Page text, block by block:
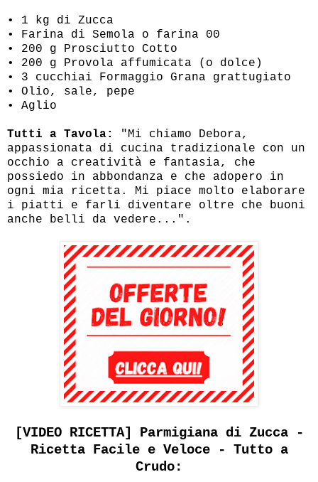
• 1 kg di Zucca
• Farina di Semola o farina 00
• 200 g Prosciutto Cotto
• 200 g Provola affumicata (o dolce)
• 3 cucchiai Formaggio Grana grattugiato
• Olio, sale, pepe
• Aglio
Tutti a Tavola:
"Mi chiamo Debora,
appassionata di cucina tradizionale con un
occhio a creatività e fantasia, che
possiedo in abbondanza e che adopero in
ogni mia ricetta. Mi piace molto elaborare
i piatti e farli diventare oltre che buoni
anche belli da vedere...".
[VIDEO RICETTA] Parmigiana di Zucca -
Ricetta Facile e Veloce - Tutto a
Crudo: